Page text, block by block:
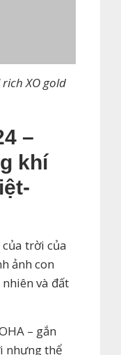
XO gold
–
khí
trời của
ảnh con
và đất
– gắn
nhưng thể